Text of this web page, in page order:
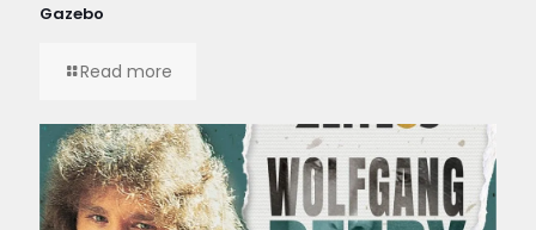
Gazebo
Read more